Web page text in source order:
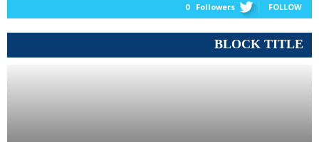
0 Followers FOLLOW
BLOCK TITLE